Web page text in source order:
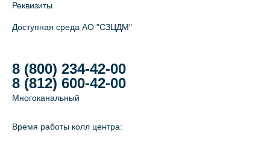
Реквизиты
Доступная среда АО "СЗЦДМ"
8 (800) 234-42-00
8 (812) 600-42-00
Многоканальный
Время работы колл центра: